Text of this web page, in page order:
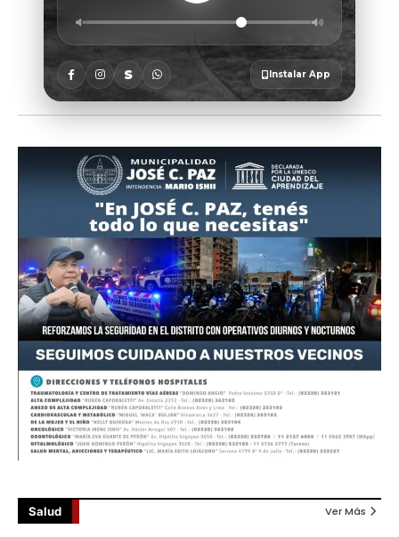
Salud Ver Más